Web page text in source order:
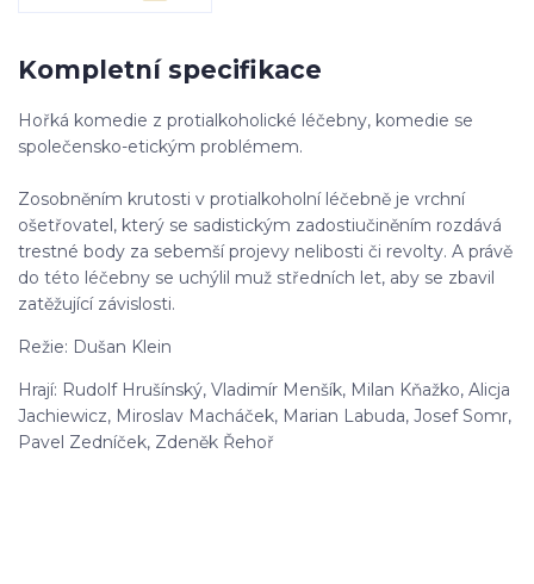
Kompletní specifikace
Hořká komedie z protialkoholické léčebny, komedie se
společensko-etickým problémem.
Zosobněním krutosti v protialkoholní léčebně je vrchní
ošetřovatel, který se sadistickým zadostiučiněním rozdává
trestné body za sebemší projevy nelibosti či revolty. A právě
do této léčebny se uchýlil muž středních let, aby se zbavil
zatěžující závislosti.
Režie: Dušan Klein
Hrají: Rudolf Hrušínský, Vladimír Menšík, Milan Kňažko, Alicja
Jachiewicz, Miroslav Macháček, Marian Labuda, Josef Somr,
Pavel Zedníček, Zdeněk Řehoř